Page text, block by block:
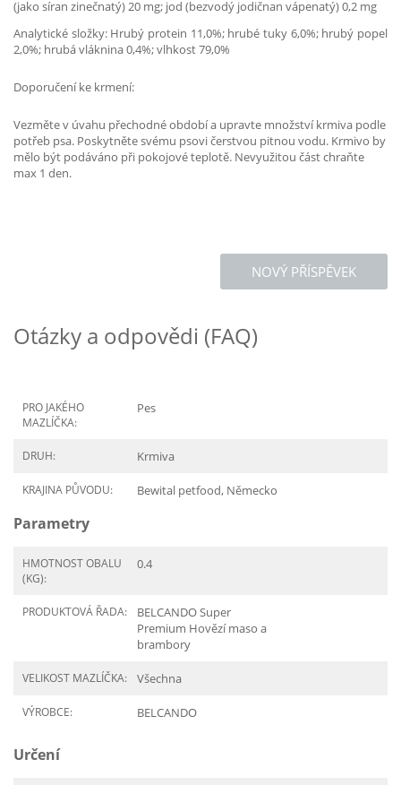
(jako síran zinečnatý) 20 mg; jod (bezvodý jodičnan vápenatý) 0,2 mg
Analytické složky: Hrubý protein 11,0%; hrubé tuky 6,0%; hrubý popel
2,0%; hrubá vláknina 0,4%; vlhkost 79,0%
Doporučení ke krmení:
Vezměte v úvahu přechodné období a upravte množství krmiva podle
potřeb psa. Poskytněte svému psovi čerstvou pitnou vodu. Krmivo by
mělo být podáváno při pokojové teplotě. Nevyužitou část chraňte
max 1 den.
NOVÝ PŘÍSPĚVEK
Otázky a odpovědi (FAQ)
PRO JAKÉHO
MAZLÍČKA:
Pes
DRUH: Krmiva
KRAJINA PŮVODU: Bewital petfood, Německo
Parametry
HMOTNOST OBALU
(KG):
0.4
PRODUKTOVÁ ŘADA:
BELCANDO Super
Premium Hovězí maso a
brambory
VELIKOST MAZLÍČKA: Všechna
VÝROBCE: BELCANDO
Určení